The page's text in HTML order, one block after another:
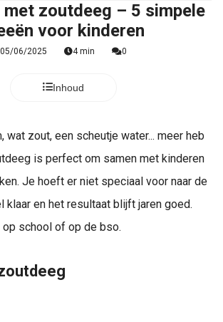
met zoutdeeg – 5 simpele
voor kinderen
05/06/2025 4 min 0
Inhoud
wat zout, een scheutje water... meer heb
is perfect om samen met kinderen
Je hoeft er niet speciaal voor naar de
klaar en het resultaat blijft jaren goed.
op school of op de bso.